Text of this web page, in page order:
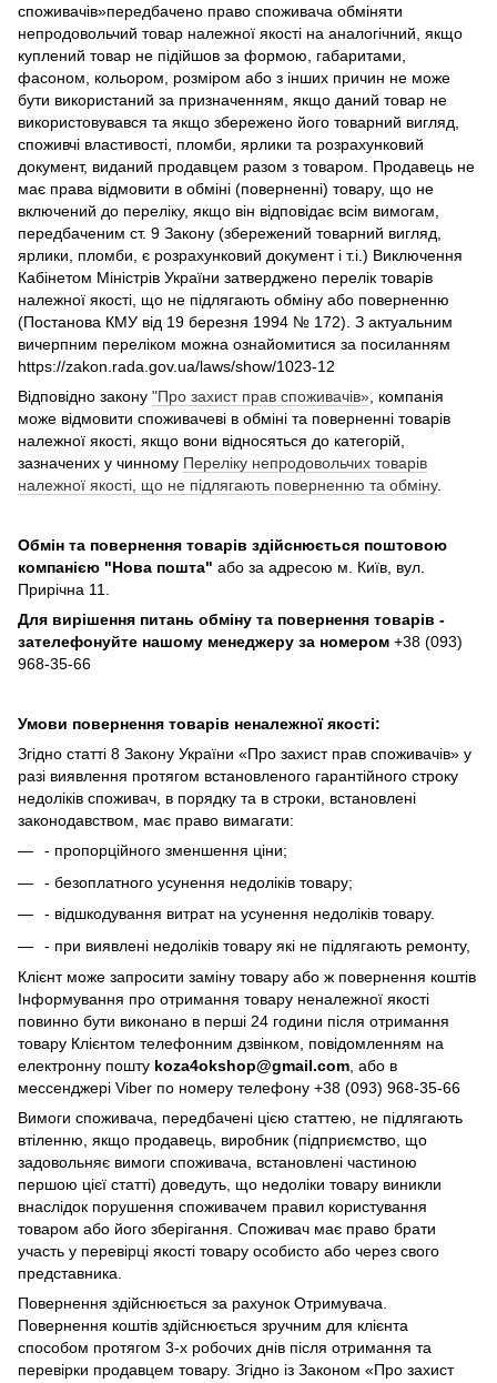
споживачів»передбачено право споживача обміняти
непродовольчий товар належної якості на аналогічний, якщо
куплений товар не підійшов за формою, габаритами,
фасоном, кольором, розміром або з інших причин не може
бути використаний за призначенням, якщо даний товар не
використовувався та якщо збережено його товарний вигляд,
споживчі властивості, пломби, ярлики та розрахунковий
документ, виданий продавцем разом з товаром. Продавець не
має права відмовити в обміні (поверненні) товару, що не
включений до переліку, якщо він відповідає всім вимогам,
передбаченим ст. 9 Закону (збережений товарний вигляд,
ярлики, пломби, є розрахунковий документ і т.і.) Виключення
Кабінетом Міністрів України затверджено перелік товарів
належної якості, що не підлягають обміну або поверненню
(Постанова КМУ від 19 березня 1994 № 172). З актуальним
вичерпним переліком можна ознайомитися за посиланням
https://zakon.rada.gov.ua/laws/show/1023-12
Відповідно закону "Про захист прав споживачів», компанія
може відмовити споживачеві в обміні та поверненні товарів
належної якості, якщо вони відносяться до категорій,
зазначених у чинному Переліку непродовольчих товарів
належної якості, що не підлягають поверненню та обміну.
Обмін та повернення товарів здійснюється поштовою
компанією "Нова пошта" або за адресою м. Київ, вул.
Прирічна 11.
Для вирішення питань обміну та повернення товарів -
зателефонуйте нашому менеджеру за номером +38 (093)
968-35-66
Умови повернення товарів неналежної якості:
Згідно статті 8 Закону України «Про захист прав споживачів» у
разі виявлення протягом встановленого гарантійного строку
недоліків споживач, в порядку та в строки, встановлені
законодавством, має право вимагати:
- пропорційного зменшення ціни;
- безоплатного усунення недоліків товару;
- відшкодування витрат на усунення недоліків товару.
- при виявлені недоліків товару які не підлягають ремонту,
Клієнт може запросити заміну товару або ж повернення коштів
Інформування про отримання товару неналежної якості
повинно бути виконано в перші 24 години після отримання
товару Клієнтом телефонним дзвінком, повідомленням на
електронну пошту koza4okshop@gmail.com , або в
мессенджері Viber по номеру телефону +38 (093) 968-35-66
Вимоги споживача, передбачені цією статтею, не підлягають
втіленню, якщо продавець, виробник (підприємство, що
задовольняє вимоги споживача, встановлені частиною
першою цієї статті) доведуть, що недоліки товару виникли
внаслідок порушення споживачем правил користування
товаром або його зберігання. Споживач має право брати
участь у перевірці якості товару особисто або через свого
представника.
Повернення здійснюється за рахунок Отримувача.
Повернення коштів здійснюється зручним для клієнта
способом протягом 3-х робочих днів після отримання та
перевірки продавцем товару. Згідно із Законом «Про захист